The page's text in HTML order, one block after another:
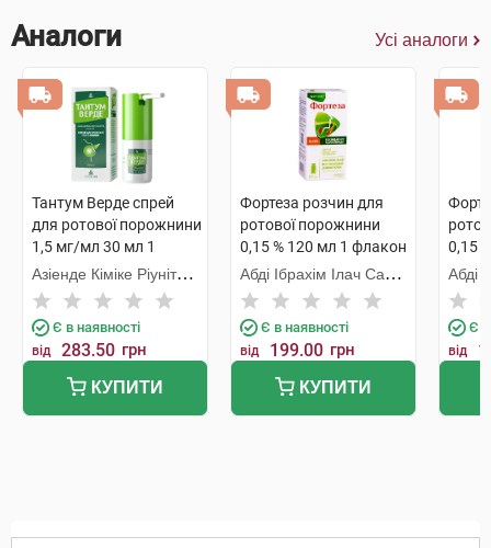
Аналоги Усі аналоги
Тантум Верде спрей
для ротової порожнини
1,5 мг/мл 30 мл 1
флакон
Азіенде Кіміке Ріуніте
Анжеліні Франческо
Є в наявності
від 283.50 грн
КУПИТИ
Фортеза розчин для
ротової порожнини
0,15 % 120 мл 1 флакон
Абді Ібрахім Ілач Санаї
ве Тіджарет
Є в наявності
від 199.00 грн
КУПИТИ
0,15
Абді
ве
Є в
від